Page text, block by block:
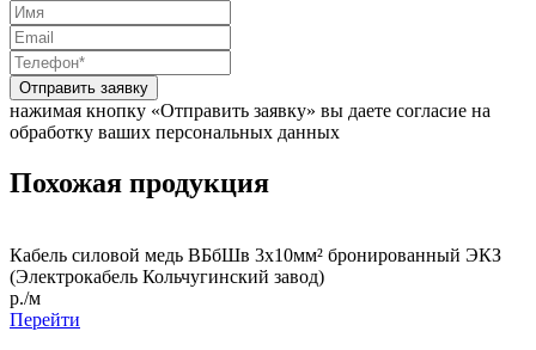
Отправить заявку
нажимая кнопку «Отправить заявку» вы даете согласие на
обработку ваших персональных данных
Похожая продукция
Кабель силовой медь ВБбШв 3x10мм² бронированный ЭКЗ
(Электрокабель Кольчугинский завод)
р./м
Перейти